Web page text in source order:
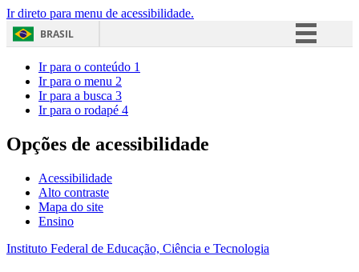
Ir direto para menu de acessibilidade.
BRASIL
Acesso à informação
Ir para o conteúdo 1
Ir para o menu 2
Ir para a busca 3
Ir para o rodapé 4
Opções de acessibilidade
Acessibilidade
Alto contraste
Mapa do site
Ensino
Instituto Federal de Educação, Ciência e Tecnologia